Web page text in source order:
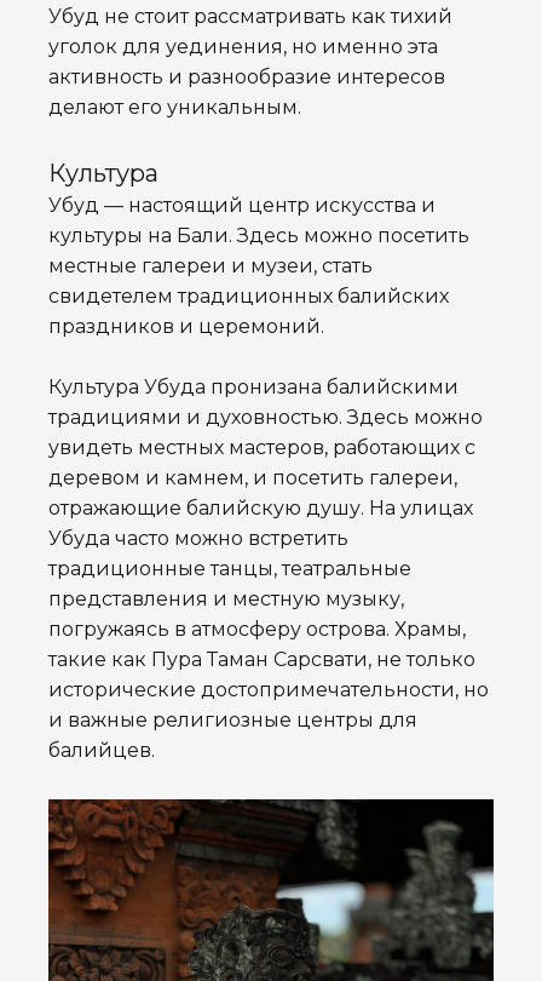
Убуд не стоит рассматривать как тихий
уголок для уединения, но именно эта
активность и разнообразие интересов
делают его уникальным.
Культура
Убуд — настоящий центр искусства и
культуры на Бали. Здесь можно посетить
местные галереи и музеи, стать
свидетелем традиционных балийских
праздников и церемоний.
Культура Убуда пронизана балийскими
традициями и духовностью. Здесь можно
увидеть местных мастеров, работающих с
деревом и камнем, и посетить галереи,
отражающие балийскую душу. На улицах
Убуда часто можно встретить
традиционные танцы, театральные
представления и местную музыку,
погружаясь в атмосферу острова. Храмы,
такие как Пура Таман Сарсвати, не только
исторические достопримечательности, но
и важные религиозные центры для
балийцев.